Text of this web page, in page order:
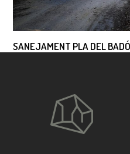
SANEJAMENT PLA DEL BADÓ